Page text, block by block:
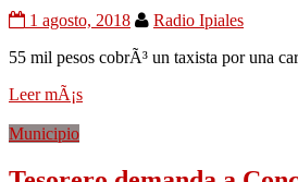
1 agosto, 2018
Radio Ipiales
55 mil pesos cobrÃ³ un taxista por una
Leer mÃ¡s
Municipio